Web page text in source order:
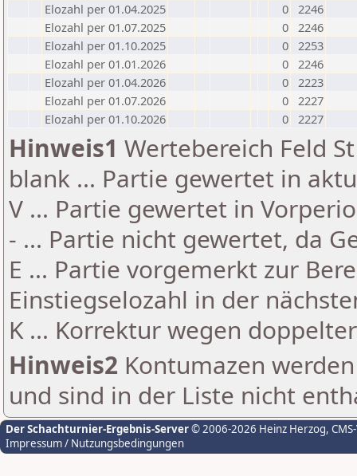
Elozahl per 01.04.2025
0 2246
Elozahl per 01.07.2025
0 2246
Elozahl per 01.10.2025
0 2253
Elozahl per 01.01.2026
0 2246
Elozahl per 01.04.2026
0 2223
Elozahl per 01.07.2026
0 2227
Elozahl per 01.10.2026
0 2227
Hinweis1 Wertebereich Feld
blank ... Partie gewertet in
V ... Partie gewertet in
- ... Partie nicht gewertet, da
E ... Partie vorgemerkt zur
Einstiegselozahl in der
K ... Korrektur wegen
Hinweis2 Kontumazen
und sind in der Liste nicht
Der Schachturnier-Ergebnis-Server© 2006-2026 Heinz Herzog,
Impressum / Nutzungsbedingungen